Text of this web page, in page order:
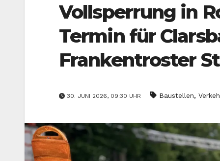
Vollsperrung in
Termin für
Frankentroster
30. JUNI 2026, 09:30 UHR Baustellen,